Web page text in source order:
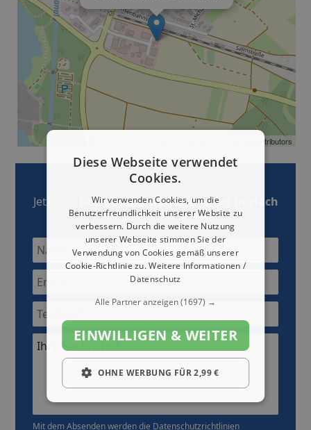
contributors
Jetzt mit
Durlach Bauträger Joachim Durlach
Kontakt aufnehmen
Ihre Nachricht:*
Mit dem Absenden werden die Datenschutzrichtlinien
Diese Webseite verwendet
Cookies.
Wir verwenden Cookies, um die
Benutzerfreundlichkeit unserer Website zu
verbessern. Durch die weitere Nutzung
unserer Webseite stimmen Sie der
Verwendung von Cookies gemäß unserer
Cookie-Richtlinie zu.Weitere Informationen /
Datenschutz
Alle Partner anzeigen(1697) →
EINWILLIGEN & WEITER
OHNE WERBUNG FÜR 2,99 €